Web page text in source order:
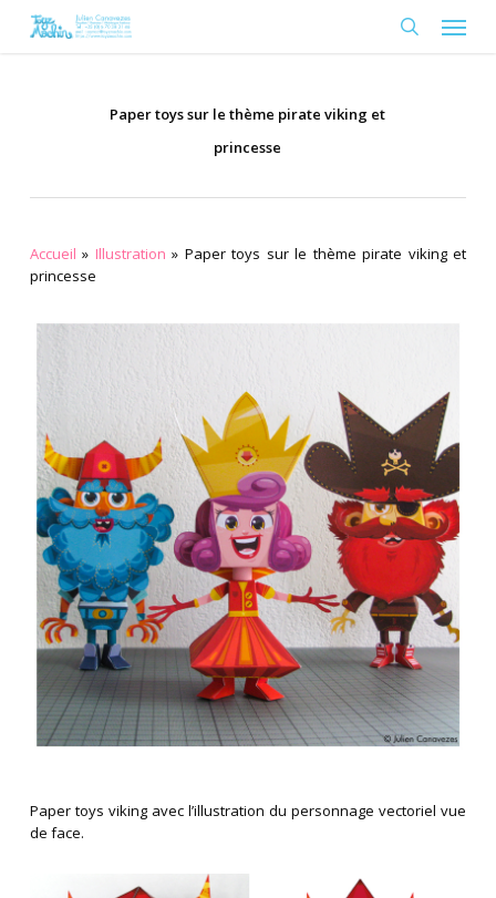
Menu
Paper toys sur le thème pirate viking et
princesse
Accueil » Illustration » Paper toys sur le thème pirate viking et
princesse
Paper toys viking avec l’illustration du personnage vectoriel vue
de face.